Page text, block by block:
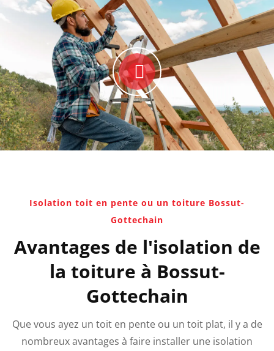
Isolation toit en pente ou un toiture Bossut-
Gottechain
Avantages de l'isolation de
la toiture à Bossut-
Gottechain
Que vous ayez un toit en pente ou un toit plat, il y a de
nombreux avantages à faire installer une isolation